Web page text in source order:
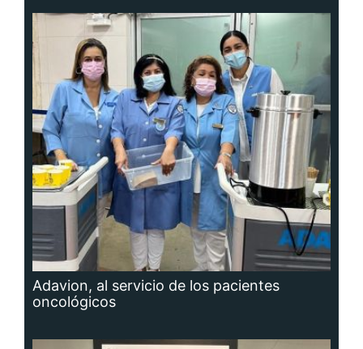
Adavion, al servicio de los pacientes
oncológicos